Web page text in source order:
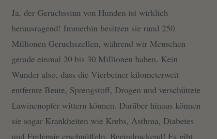
Ja, der Geruchssinn von Hunden ist wirklich
herausragend! Immerhin besitzen sie rund 250
Millionen Geruchszellen, während wir Menschen
gerade einmal 20 bis 30 Millionen haben. Kein
Wunder also, dass die Vierbeiner kilometerweit
entfernte Beute, Sprengstoff, Drogen und verschüttete
Lawinenopfer wittern können. Darüber hinaus können
sie sogar Krankheiten wie Krebs, Asthma, Diabetes
und Epilepsie erschnüffeln. Beeindruckend! Es gibt